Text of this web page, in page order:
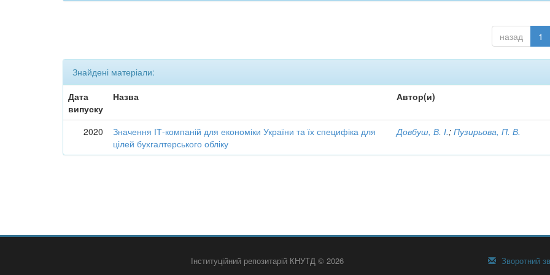
назад 1
Знайдені матеріали:
Дата
випуску
Назва Автор(и)
2020
Значення ІТ-компаній для економіки України та їх специфіка для
цілей бухгалтерського обліку
Довбуш, В. І.;Пузирьова, П. В.
Інституційний репозитарій КНУТД © 2026 Зворотний